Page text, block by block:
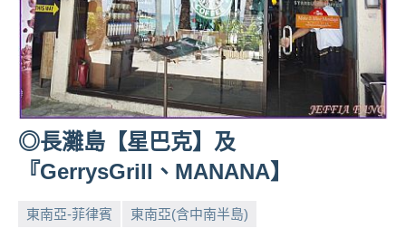
◎長灘島【星巴克】及
『GerrysGrill、MANANA】
東南亞-菲律賓
東南亞(含中南半島)